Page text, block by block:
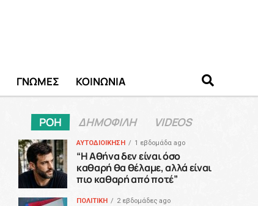
ΓΝΩΜΕΣ ΚΟΙΝΩΝΙΑ
ΡΟΗ ΔΗΜΟΦΙΛΗ VIDEOS
ΑΥΤΟΔΙΟΙΚΗΣΗ 1 εβδομάδα ago
“H Αθήνα δεν είναι όσο
καθαρή θα θέλαμε, αλλά είναι
πιο καθαρή από ποτέ”
ΠΟΛΙΤΙΚΗ 2 εβδομάδες ago